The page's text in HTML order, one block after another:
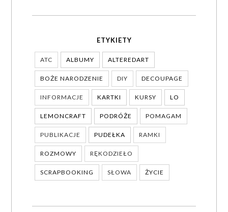
ETYKIETY
ATC ALBUMY ALTEREDART
BOŻE NARODZENIE DIY DECOUPAGE
INFORMACJE KARTKI KURSY LO
LEMONCRAFT PODRÓŻE POMAGAM
PUBLIKACJE PUDEŁKA RAMKI
ROZMOWY RĘKODZIEŁO
SCRAPBOOKING SŁOWA ŻYCIE